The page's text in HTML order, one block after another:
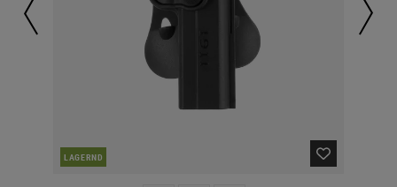
LAGERND